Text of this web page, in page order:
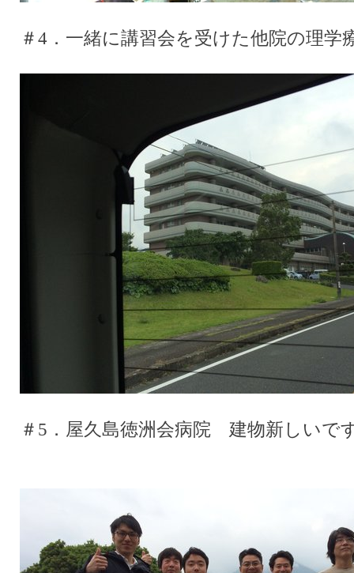
＃4．一緒に講習会を受けた他院の理学
＃5．屋久島徳洲会病院 建物新しいで